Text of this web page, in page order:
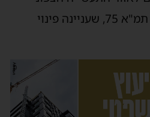
ונמל באשדוד, במסגרת תמ"א 75, שעניינה פינוי